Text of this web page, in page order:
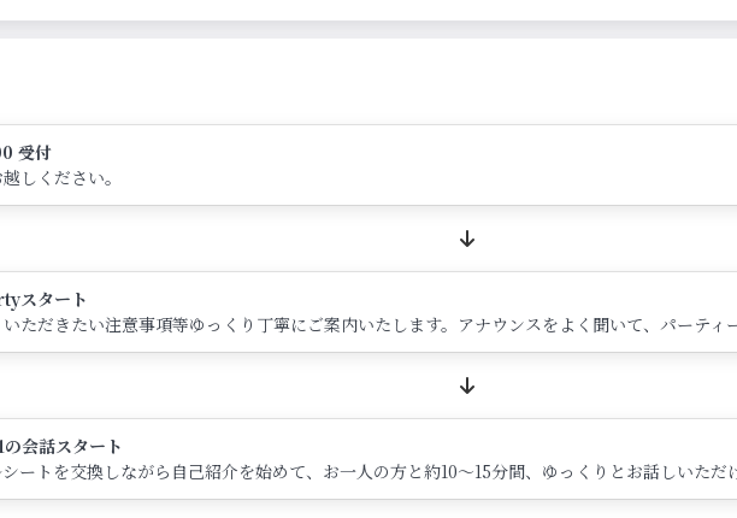
受付
しください。
スタート
ただきたい注意事項等ゆっくり丁寧にご案内いたします。アナウンスをよく聞いて、パーティ
会話スタート
ートを交換しながら自己紹介を始めて、お一人の方と約10～15分間、ゆっくりとお話しいただ